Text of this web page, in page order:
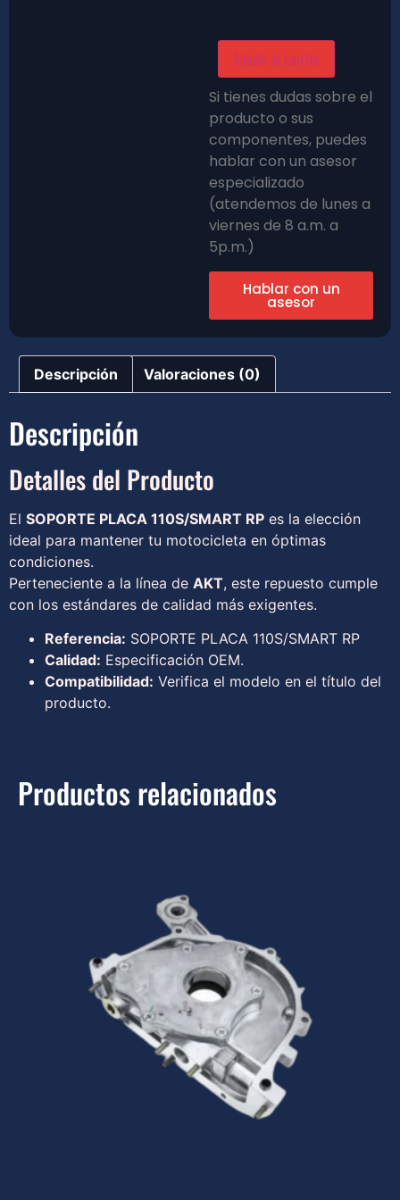
Añadir al carrito
Si tienes dudas sobre el
producto o sus
componentes, puedes
hablar con un asesor
especializado
(atendemos de lunes a
viernes de 8 a.m. a
5p.m.)
Hablar con un
asesor
Descripción Valoraciones (0)
Descripción
Detalles del Producto
El SOPORTE PLACA 110S/SMART RP es la elección
ideal para mantener tu motocicleta en óptimas
condiciones.
Perteneciente a la línea de AKT, este repuesto cumple
con los estándares de calidad más exigentes.
Referencia: SOPORTE PLACA 110S/SMART RP
Calidad: Especificación OEM.
Compatibilidad: Verifica el modelo en el título del
producto.
Productos relacionados